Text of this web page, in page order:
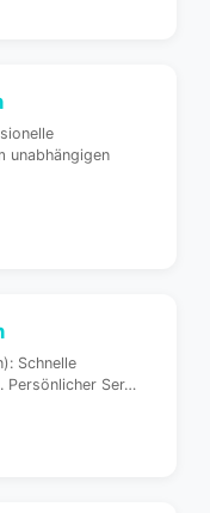
unabhängigen
Schnelle
Persönlicher Ser…